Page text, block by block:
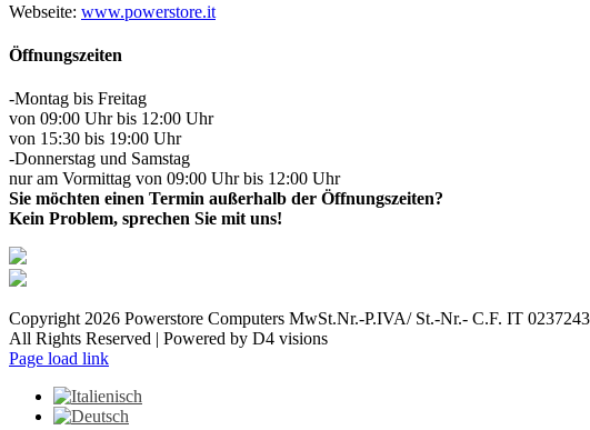
Webseite: www.powerstore.it
Öffnungszeiten
-Montag bis Freitag
von 09:00 Uhr bis 12:00 Uhr
von 15:30 bis 19:00 Uhr
-Donnerstag und Samstag
nur am Vormittag von 09:00 Uhr bis 12:00 Uhr
Sie möchten einen Termin außerhalb der Öffnungszeiten?
Kein Problem, sprechen Sie mit uns!
Copyright 2026 Powerstore Computers MwSt.Nr.-P.IVA/ St.-Nr.- C.F. IT
All Rights Reserved | Powered by D4 visions
Facebook
Page load link